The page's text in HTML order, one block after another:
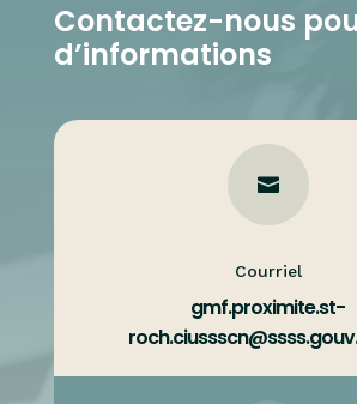
Contactez-nous
d’informations

Courriel
gmf.proximite.st-